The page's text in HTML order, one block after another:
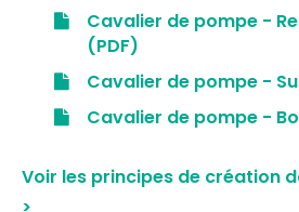
Cavalier de pompe -
(PDF)
Cavalier de pompe -
Cavalier de pompe -
Voir les principes de création